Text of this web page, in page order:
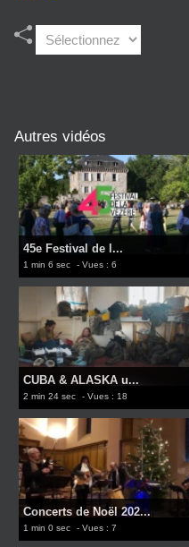
Autres vidéos
45e Festival de l...
1 min 6 sec - Vues : 6
CUBA & ALASKA u...
2 min 24 sec - Vues : 18
Concerts de Noël 202...
1 min 0 sec - Vues : 7